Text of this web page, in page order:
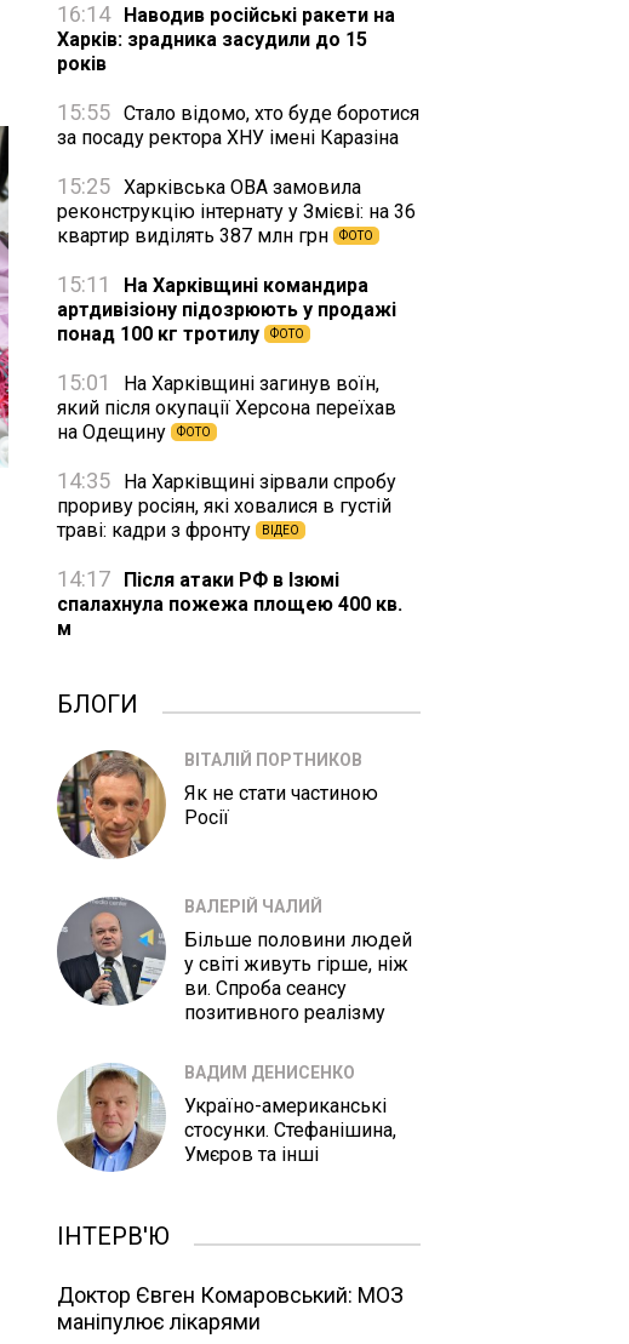
16:14
Наводив російські ракети на
Харків: зрадника засудили до 15
років
15:55 Стало відомо, хто буде боротися
за посаду ректора ХНУ імені Каразіна
15:25 Харківська ОВА замовила
реконструкцію інтернату у Змієві: на 36
квартир виділять 387 млн грн
ФОТО
15:11
На Харківщині командира
артдивізіону підозрюють у продажі
понад 100 кг тротилу
ФОТО
15:01
На Харківщині загинув воїн,
який після окупації Херсона переїхав
на Одещину
ФОТО
14:35
На Харківщині зірвали спробу
прориву росіян, які ховалися в густій
траві: кадри з фронту
ВІДЕО
14:17
Після атаки РФ в Ізюмі
спалахнула пожежа площею 400 кв.
м
БЛОГИ
ВІТАЛІЙ ПОРТНИКОВ
Як не стати частиною
Росії
ВАЛЕРІЙ ЧАЛИЙ
Більше половини людей
у світі живуть гірше, ніж
ви. Спроба сеансу
позитивного реалізму
ВАДИМ ДЕНИСЕНКО
Україно-американські
стосунки. Стефанішина,
Умєров та інші
ІНТЕРВ'Ю
Доктор Євген Комаровський: МОЗ
маніпулює лікарями